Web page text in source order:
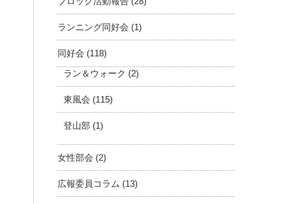
ランニング同好会 (1)
同好会 (118)
ラン＆ウォーク (2)
東風会 (115)
登山部 (1)
女性部会 (2)
広報委員コラム (13)